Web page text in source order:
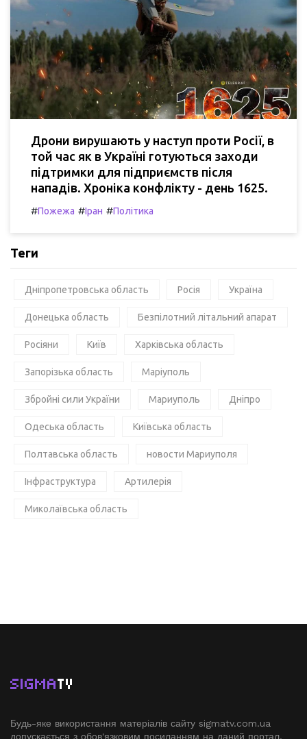
Дрони вирушають у наступ проти Росії, в
той час як в Україні готуються заходи
підтримки для підприємств після
нападів. Хроніка конфлікту - день 1625.
#Пожежа #Іран #Політика
Теги
Дніпропетровська область Росія Україна
Донецька область Безпілотний літальний апарат
Росіяни Київ Харківська область
Запорізька область Маріуполь
Збройні сили України Мариуполь Дніпро
Одеська область Київська область
Полтавська область новости Мариуполя
Інфраструктура Артилерія
Миколаївська область
SIGMATV
Будь-яке використання матеріалів сайту sigmatv.com.ua
допускається з обов'язковим посиланням на даний портал.